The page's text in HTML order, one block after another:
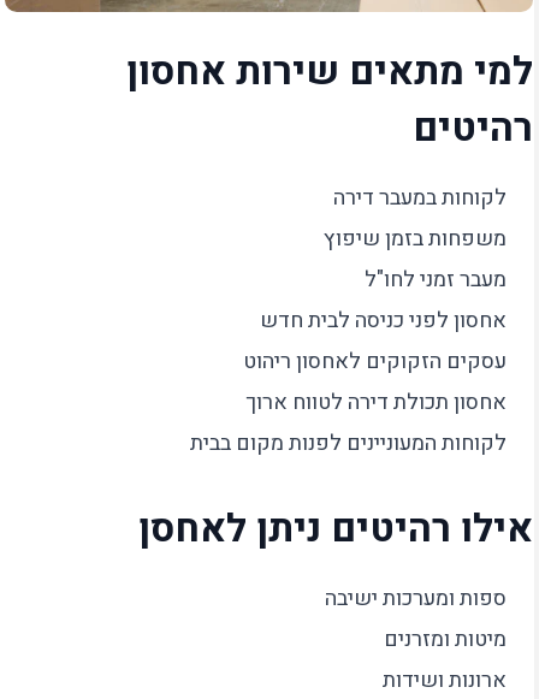
למי מתאים שירות אחסון
רהיטים
לקוחות במעבר דירה
משפחות בזמן שיפוץ
מעבר זמני לחו"ל
אחסון לפני כניסה לבית חדש
עסקים הזקוקים לאחסון ריהוט
אחסון תכולת דירה לטווח ארוך
לקוחות המעוניינים לפנות מקום בבית
אילו רהיטים ניתן לאחסן
ספות ומערכות ישיבה
מיטות ומזרנים
ארונות ושידות